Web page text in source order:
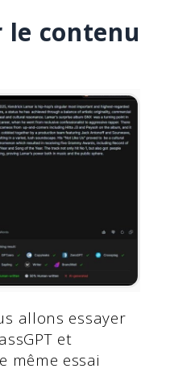
le contenu
allons essayer
et
même essai